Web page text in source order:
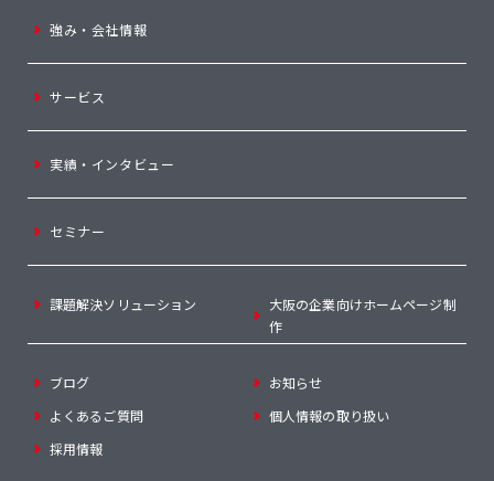
強み・会社情報
サービス
実績・インタビュー
セミナー
課題解決ソリューション
大阪の企業向けホームページ制
作
ブログ
お知らせ
よくあるご質問
個人情報の取り扱い
採用情報